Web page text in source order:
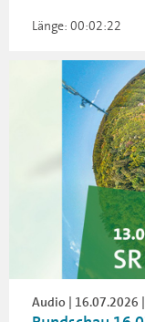
Länge: 00:02:22
Audio | 16.07.2026 |